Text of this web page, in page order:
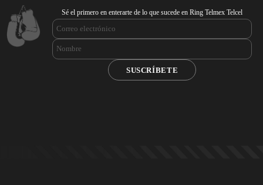
Sé el primero en enterarte de lo que sucede en Ring Telmex Telcel